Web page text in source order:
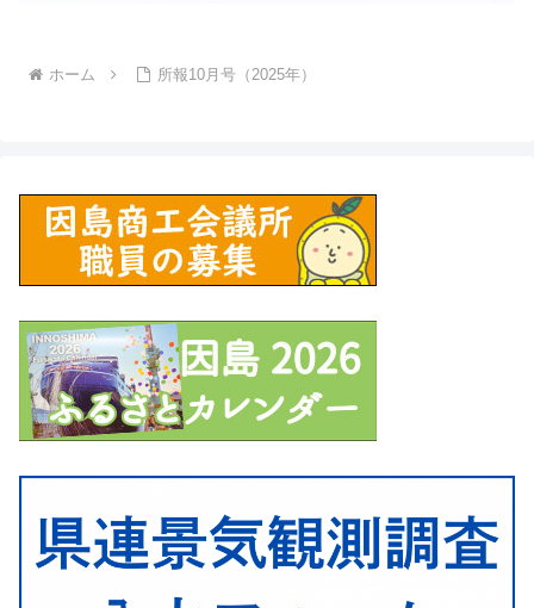
ホーム 所報10月号（2025年）